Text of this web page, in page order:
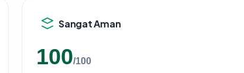
Sangat Aman
100/100